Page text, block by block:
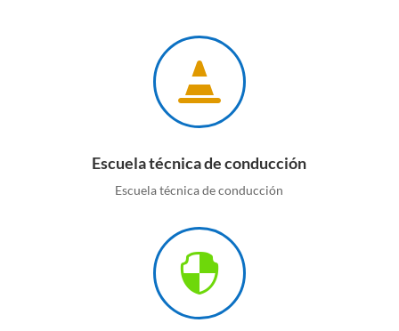

Escuela técnica de conducción
Escuela técnica de conducción
